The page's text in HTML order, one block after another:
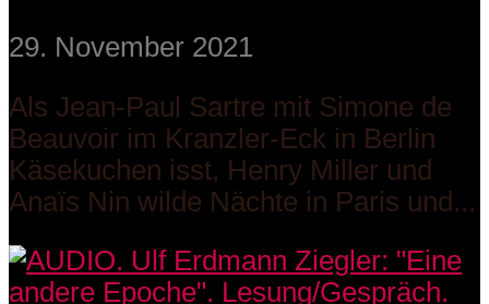
29. November 2021
Als Jean-Paul Sartre mit Simone de
Beauvoir im Kranzler-Eck in Berlin
Käsekuchen isst, Henry Miller und
Anaïs Nin wilde Nächte in Paris und...